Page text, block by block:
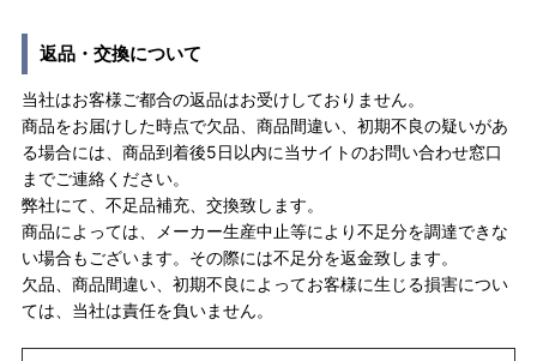
返品・交換について
当社はお客様ご都合の返品はお受けしておりません。
商品をお届けした時点で欠品、商品間違い、初期不良の疑いがあ
る場合には、商品到着後5日以内に当サイトのお問い合わせ窓口
までご連絡ください。
弊社にて、不足品補充、交換致します。
商品によっては、メーカー生産中止等により不足分を調達できな
い場合もございます。その際には不足分を返金致します。
欠品、商品間違い、初期不良によってお客様に生じる損害につい
ては、当社は責任を負いません。